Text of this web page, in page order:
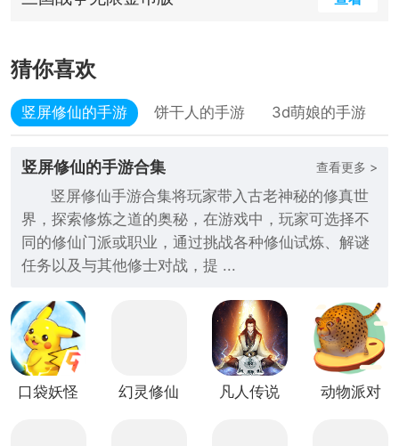
猜你喜欢
竖屏修仙的手游 饼干人的手游 3d萌娘的手游
竖屏修仙的手游合集 查看更多 >
竖屏修仙手游合集将玩家带入古老神秘的修真世
界，探索修炼之道的奥秘，在游戏中，玩家可选择不
同的修仙门派或职业，通过挑战各种修仙试炼、解谜
任务以及与其他修士对战，提 ...
口袋妖怪
幻灵修仙
凡人传说
动物派对